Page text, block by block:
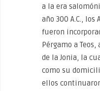
a la era
año 300 A.C.,
fueron
Pérgamo a
de la Jonia, la
como su
ellos